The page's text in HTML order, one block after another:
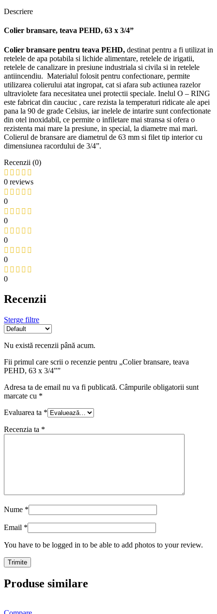
Descriere
Colier bransare, teava PEHD, 63 x 3/4”
Colier bransare pentru teava PEHD, destinat pentru a fi utilizat in
retelele de apa potabila si lichide alimentare, retelele de irigatii,
retelele de canalizare in presiune industriala si civila si in retelele
antiincendiu. Materialul folosit pentru confectionare, permite
utilizarea colierului atat ingropat, cat si afara sub actiunea razelor
ultraviolete fara necesitatea unei protectii speciale. Inelul O – RING
este fabricat din cauciuc , care rezista la temperaturi ridicate ale apei
pana la 90 de grade Celsius, iar inelele de intarire sunt confectionate
din otel inoxidabil, ce permite o infiletare mai stransa si ofera o
rezistenta mai mare la presiune, in special, la diametre mai mari.
Colierul de bransare are diametrul de 63 mm si filet tip interior cu
dimensiunea racordului de 3/4”.
Recenzii (0)
0 reviews
0
0
0
0
0
Recenzii
Sterge filtre
Nu există recenzii până acum.
Fii primul care scrii o recenzie pentru „Colier bransare, teava
PEHD, 63 x 3/4””
Adresa ta de email nu va fi publicată. Câmpurile obligatorii sunt
marcate cu *
Evaluarea ta *
Recenzia ta *
Nume *
Email *
You have to be logged in to be able to add photos to your review.
Produse similare